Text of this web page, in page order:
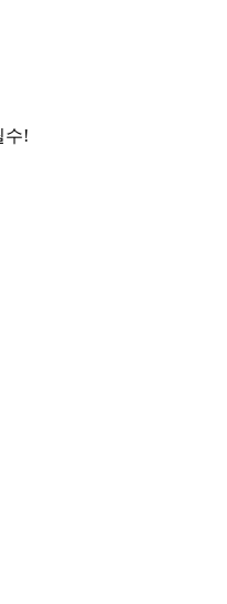
수!